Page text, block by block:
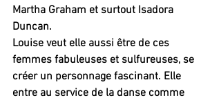
Martha Graham et surtout Isadora
Duncan.
Louise veut elle aussi être de ces
femmes fabuleuses et sulfureuses, se
créer un personnage fascinant. Elle
entre au service de la danse comme